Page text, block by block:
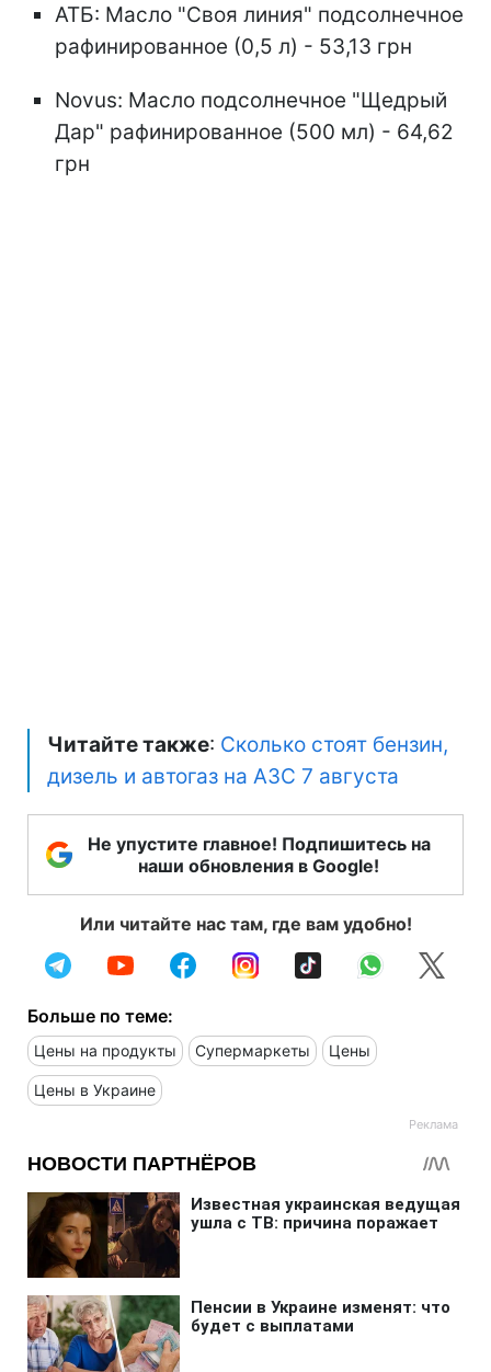
АТБ: Масло "Своя линия" подсолнечное
рафинированное (0,5 л) - 53,13 грн
Novus: Масло подсолнечное "Щедрый
Дар" рафинированное (500 мл) - 64,62
грн
Читайте также: Сколько стоят бензин,
дизель и автогаз на АЗС 7 августа
Не упустите главное! Подпишитесь на
наши обновления в Google!
Или читайте нас там, где вам удобно!
Больше по теме:
Цены на продукты Супермаркеты Цены
Цены в Украине